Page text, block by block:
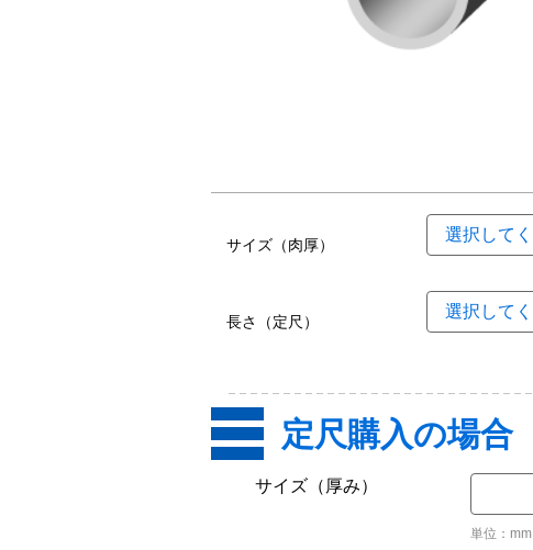
サイズ（肉厚）
長さ（定尺）
定尺購入の場合
サイズ（厚み）
単位：mm